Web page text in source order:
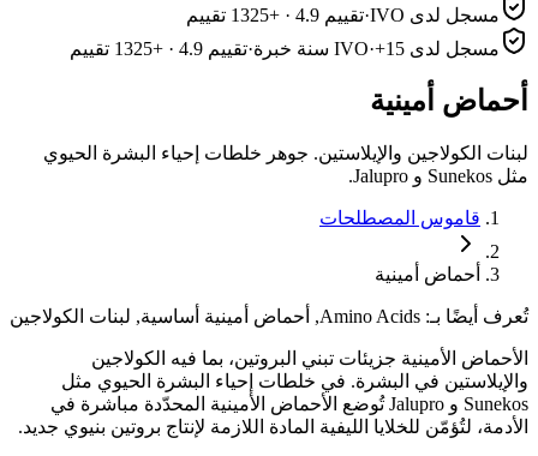
مسجل لدى IVO ·تقييم 4.9 · +1325 تقييم
مسجل لدى IVO
·+15 سنة خبرة ·تقييم 4.9 · +1325 تقييم
أحماض أمينية
لبنات الكولاجين والإيلاستين. جوهر خلطات إحياء البشرة الحيوي
مثل Sunekos و Jalupro.
قاموس المصطلحات
أحماض أمينية
تُعرف أيضًا بـ: Amino Acids, أحماض أمينية أساسية, لبنات الكولاجين
الأحماض الأمينية جزيئات تبني البروتين، بما فيه الكولاجين
والإيلاستين في البشرة. في خلطات إحياء البشرة الحيوي مثل
Sunekos و Jalupro تُوضع الأحماض الأمينية المحدّدة مباشرة في
الأدمة، لتُؤمّن للخلايا الليفية المادة اللازمة لإنتاج بروتين بنيوي جديد.